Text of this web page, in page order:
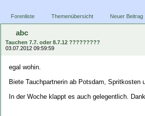
Forenliste Themenübersicht Neuer Beitrag
abc
Tauchen 7.7. oder 8.7.12 ?????????
03.07.2012 09:59:59
egal wohin.
Biete Tauchpartnerin ab Potsdam, Spritkosten
In der Woche klappt es auch gelegentlich.